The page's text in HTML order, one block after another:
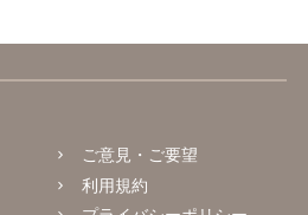
ご意見・ご要望
利用規約